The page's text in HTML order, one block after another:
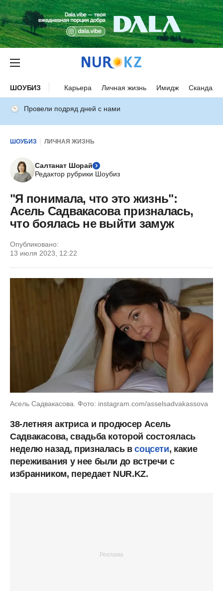
ШОУБИЗ Карьера Личная жизнь Имидж Скандалы
Провели подряд дней с нами
ШОУБИЗ ЛИЧНАЯ ЖИЗНЬ
Салтанат Шорай
Редактор рубрики Шоубиз
"Я понимала, что это жизнь":
Асель Садвакасова призналась,
что боялась не выйти замуж
Опубликовано:
13 июля 2023, 12:22
Асель Садвакасова. Фото: instagram.com/asselsadvakassova
38-летняя актриса и продюсер Асель
Садвакасова, свадьба которой состоялась
неделю назад, призналась всоцсети, какие
переживания у нее были до встречи с
избранником, передает NUR.KZ.